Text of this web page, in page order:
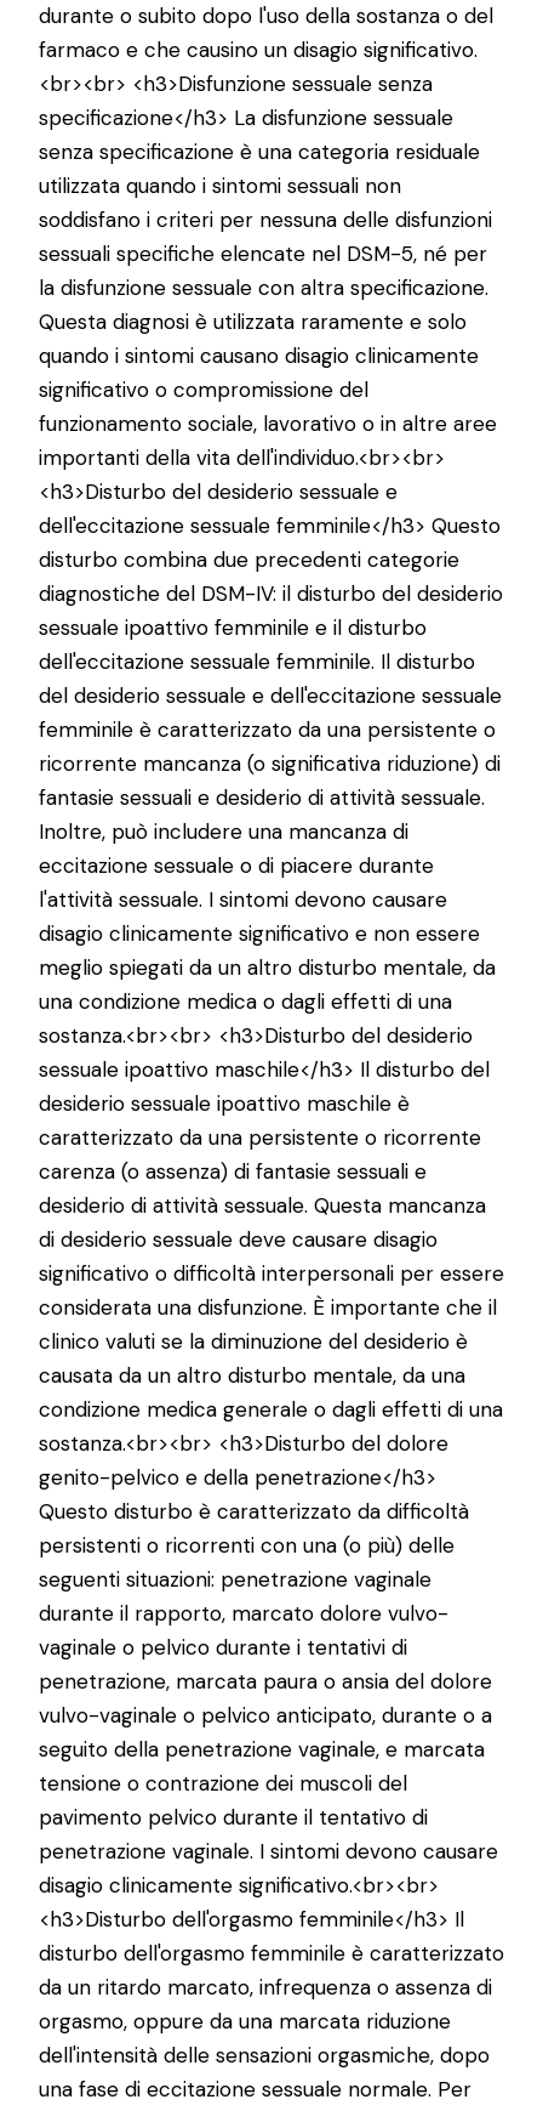
durante o subito dopo l'uso della sostanza o del
farmaco e che causino un disagio significativo.
<br><br> <h3>Disfunzione sessuale senza
specificazione</h3> La disfunzione sessuale
senza specificazione è una categoria residuale
utilizzata quando i sintomi sessuali non
soddisfano i criteri per nessuna delle disfunzioni
sessuali specifiche elencate nel DSM-5, né per
la disfunzione sessuale con altra specificazione.
Questa diagnosi è utilizzata raramente e solo
quando i sintomi causano disagio clinicamente
significativo o compromissione del
funzionamento sociale, lavorativo o in altre aree
importanti della vita dell'individuo.<br><br>
<h3>Disturbo del desiderio sessuale e
dell'eccitazione sessuale femminile</h3> Questo
disturbo combina due precedenti categorie
diagnostiche del DSM-IV: il disturbo del desiderio
sessuale ipoattivo femminile e il disturbo
dell'eccitazione sessuale femminile. Il disturbo
del desiderio sessuale e dell'eccitazione sessuale
femminile è caratterizzato da una persistente o
ricorrente mancanza (o significativa riduzione) di
fantasie sessuali e desiderio di attività sessuale.
Inoltre, può includere una mancanza di
eccitazione sessuale o di piacere durante
l'attività sessuale. I sintomi devono causare
disagio clinicamente significativo e non essere
meglio spiegati da un altro disturbo mentale, da
una condizione medica o dagli effetti di una
sostanza.<br><br> <h3>Disturbo del desiderio
sessuale ipoattivo maschile</h3> Il disturbo del
desiderio sessuale ipoattivo maschile è
caratterizzato da una persistente o ricorrente
carenza (o assenza) di fantasie sessuali e
desiderio di attività sessuale. Questa mancanza
di desiderio sessuale deve causare disagio
significativo o difficoltà interpersonali per essere
considerata una disfunzione. È importante che il
clinico valuti se la diminuzione del desiderio è
causata da un altro disturbo mentale, da una
condizione medica generale o dagli effetti di una
sostanza.<br><br> <h3>Disturbo del dolore
genito-pelvico e della penetrazione</h3>
Questo disturbo è caratterizzato da difficoltà
persistenti o ricorrenti con una (o più) delle
seguenti situazioni: penetrazione vaginale
durante il rapporto, marcato dolore vulvo-
vaginale o pelvico durante i tentativi di
penetrazione, marcata paura o ansia del dolore
vulvo-vaginale o pelvico anticipato, durante o a
seguito della penetrazione vaginale, e marcata
tensione o contrazione dei muscoli del
pavimento pelvico durante il tentativo di
penetrazione vaginale. I sintomi devono causare
disagio clinicamente significativo.<br><br>
<h3>Disturbo dell'orgasmo femminile</h3> Il
disturbo dell'orgasmo femminile è caratterizzato
da un ritardo marcato, infrequenza o assenza di
orgasmo, oppure da una marcata riduzione
dell'intensità delle sensazioni orgasmiche, dopo
una fase di eccitazione sessuale normale. Per